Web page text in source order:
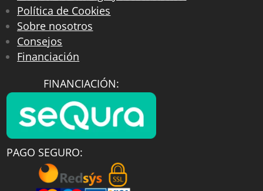
Política de Cookies
Sobre nosotros
Consejos
Financiación
FINANCIACIÓN:
PAGO SEGURO: